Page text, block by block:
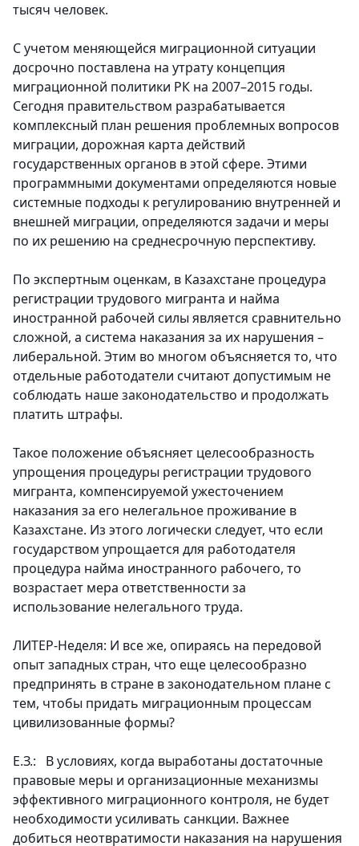
тысяч человек.
С учетом меняющейся миграционной ситуации
досрочно поставлена на утрату концепция
миграционной политики РК на 2007–2015 годы.
Сегодня правительством разрабатывается
комплексный план решения проблемных вопросов
миграции, дорожная карта действий
государственных органов в этой сфере. Этими
программными документами определяются новые
системные подходы к регулированию внутренней и
внешней миграции, определяются задачи и меры
по их решению на среднесрочную перспективу.
По экспертным оценкам, в Казахстане процедура
регистрации трудового мигранта и найма
иностранной рабочей силы является сравнительно
сложной, а система наказания за их нарушения –
либеральной. Этим во многом объясняется то, что
отдельные работодатели считают допустимым не
соблюдать наше законодательство и продолжать
платить штрафы.
Такое положение объясняет целесообразность
упрощения процедуры регистрации трудового
мигранта, компенсируемой ужесточением
наказания за его нелегальное проживание в
Казахстане. Из этого логически следует, что если
государством упрощается для работодателя
процедура найма иностранного рабочего, то
возрастает мера ответственности за
использование нелегального труда.
ЛИТЕР-Неделя: И все же, опираясь на передовой
опыт западных стран, что еще целесообразно
предпринять в стране в законодательном плане с
тем, чтобы придать миграционным процессам
цивилизованные формы?
Е.З.: В условиях, когда выработаны достаточные
правовые меры и организационные механизмы
эффективного миграционного контроля, не будет
необходимости усиливать санкции. Важнее
добиться неотвратимости наказания на нарушения